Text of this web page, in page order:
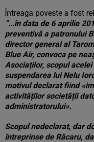
Întreaga poveste a fost
”…în data de 6 aprilie
preventivă a patronului
director general al
Blue Air, convoca pe
Asociaților, scopul
suspendarea lui Nelu
motivul declarat fiind
activităților societății
administratorului».
Scopul nedeclarat, dar
întreprinse de Răcaru,